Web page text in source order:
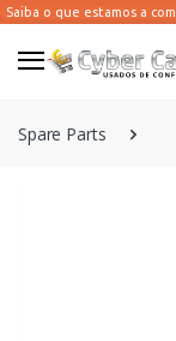
Spare Parts